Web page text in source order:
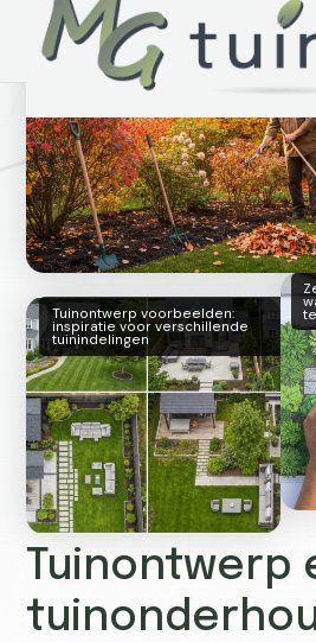
Tuinontwerp
Najaar tuinonderhoud: wat je wel en niet
moet doen
Tuinontwerp voorbeelden:
inspiratie voor verschillende
tuinindelingen